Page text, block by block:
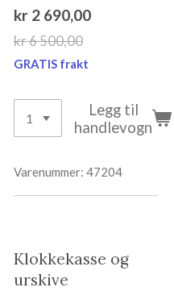
kr 2 690,00
kr 6 500,00
GRATIS frakt
Legg til
handlevogn
Varenummer: 47204
Klokkekasse og
urskive